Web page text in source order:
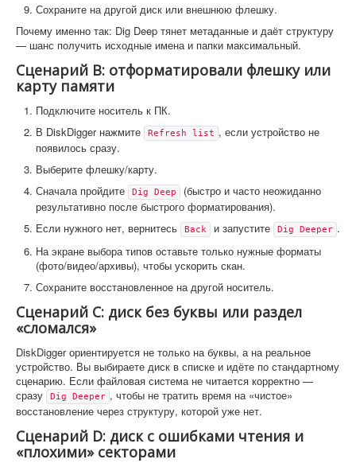
Сохраните на другой диск или внешнюю флешку.
Почему именно так: Dig Deep тянет метаданные и даёт структуру
— шанс получить исходные имена и папки максимальный.
Сценарий B: отформатировали флешку или
карту памяти
Подключите носитель к ПК.
В DiskDigger нажмите
Refresh list , если устройство не
появилось сразу.
Выберите флешку/карту.
Сначала пройдите
Dig Deep
(быстро и часто неожиданно
результативно после быстрого форматирования).
Если нужного нет, вернитесь
Back и запустите Dig Deeper .
На экране выбора типов оставьте только нужные форматы
(фото/видео/архивы), чтобы ускорить скан.
Сохраните восстановленное на другой носитель.
Сценарий C: диск без буквы или раздел
«сломался»
DiskDigger ориентируется не только на буквы, а на реальное
устройство. Вы выбираете диск в списке и идёте по стандартному
сценарию. Если файловая система не читается корректно —
сразу
Dig Deeper , чтобы не тратить время на «чистое»
восстановление через структуру, которой уже нет.
Сценарий D: диск с ошибками чтения и
«плохими» секторами